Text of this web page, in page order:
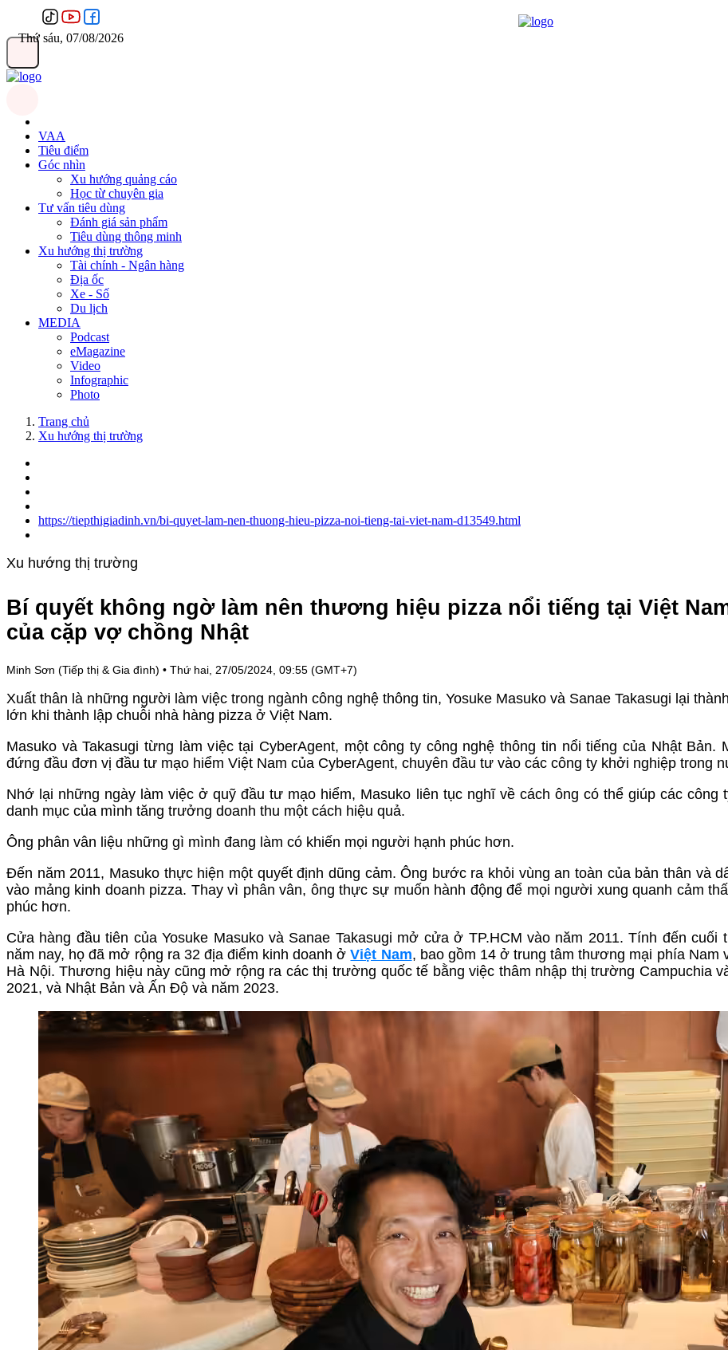
Thứ sáu, 07/08/2026
VAA
Tiêu điểm
Góc nhìn
Xu hướng quảng cáo
Học từ chuyên gia
Tư vấn tiêu dùng
Đánh giá sản phẩm
Tiêu dùng thông minh
Xu hướng thị trường
Tài chính - Ngân hàng
Địa ốc
Xe - Số
Du lịch
MEDIA
Podcast
eMagazine
Video
Infographic
Photo
Trang chủ
Xu hướng thị trường
https://tiepthigiadinh.vn/bi-quyet-lam-nen-thuong-hieu-pizza-noi-tieng-tai-viet-nam-d13549.html
Xu hướng thị trường
Bí quyết không ngờ làm nên thương hiệu pizza nổi tiếng tại Việt
của cặp vợ chồng Nhật
Minh Sơn (Tiếp thị & Gia đình) • Thứ hai, 27/05/2024, 09:55 (GMT+7)
Xuất thân là những người làm việc trong ngành công nghệ thông tin, Yosuke Masuko và Sanae Takasugi lại
lớn khi thành lập chuỗi nhà hàng pizza ở Việt Nam.
Masuko và Takasugi từng làm việc tại CyberAgent, một công ty công nghệ thông tin nổi tiếng của Nhật Bản.
đứng đầu đơn vị đầu tư mạo hiểm Việt Nam của CyberAgent, chuyên đầu tư vào các công ty khởi nghiệp trong
Nhớ lại những ngày làm việc ở quỹ đầu tư mạo hiểm, Masuko liên tục nghĩ về cách ông có thể giúp các công
danh mục của mình tăng trưởng doanh thu một cách hiệu quả.
Ông phân vân liệu những gì mình đang làm có khiến mọi người hạnh phúc hơn.
Đến năm 2011, Masuko thực hiện một quyết định dũng cảm. Ông bước ra khỏi vùng an toàn của bản thân và
vào mảng kinh doanh pizza. Thay vì phân vân, ông thực sự muốn hành động để mọi người xung quanh cảm
phúc hơn.
Cửa hàng đầu tiên của Yosuke Masuko và Sanae Takasugi mở cửa ở TP.HCM vào năm 2011. Tính đến cuối
năm nay, họ đã mở rộng ra 32 địa điểm kinh doanh ở Việt Nam, bao gồm 14 ở trung tâm thương mại phía Nam
Hà Nội. Thương hiệu này cũng mở rộng ra các thị trường quốc tế bằng việc thâm nhập thị trường Campuchia
2021, và Nhật Bản và Ấn Độ và năm 2023.